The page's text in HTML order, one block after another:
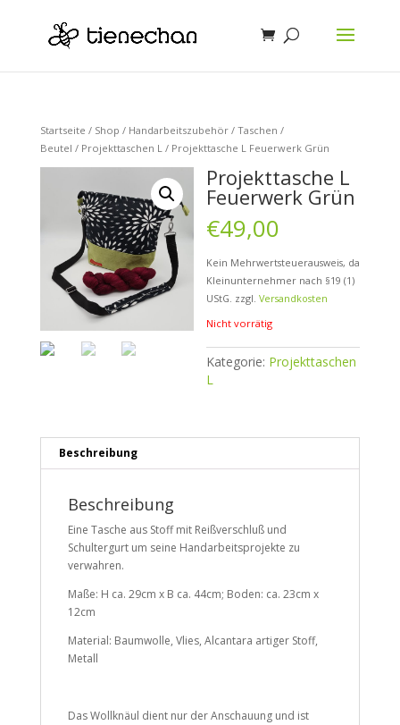
Startseite / Shop / Handarbeitszubehör/ Taschen /
Beutel / Projekttaschen L/ Projekttasche L Feuerwerk Grün
Projekttasche L
Feuerwerk Grün
€49,00
Kein Mehrwertsteuerausweis, da
Kleinunternehmer nach §19 (1)
UStG. zzgl.Versandkosten
Nicht vorrätig
Kategorie: Projekttaschen
L
Beschreibung
Beschreibung
Eine Tasche aus Stoff mit Reißverschluß und
Schultergurt um seine Handarbeitsprojekte zu
verwahren.
Maße: H ca. 29cm x B ca. 44cm; Boden: ca. 23cm x
12cm
Material: Baumwolle, Vlies, Alcantara artiger Stoff,
Metall
Das Wollknäul dient nur der Anschauung und ist